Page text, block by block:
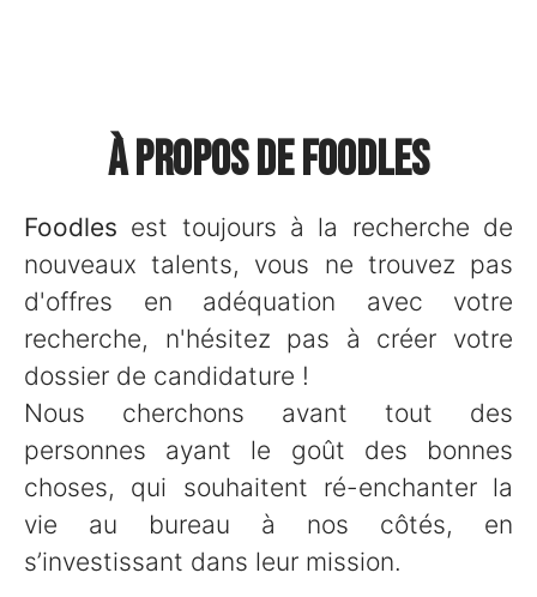
À propos de Foodles
Foodles est toujours à la recherche de
nouveaux talents, vous ne trouvez pas
d'offres en adéquation avec votre
recherche, n'hésitez pas à créer votre
dossier de candidature !
Nous cherchons avant tout des
personnes ayant le goût des bonnes
choses, qui souhaitent ré-enchanter la
vie au bureau à nos côtés, en
s’investissant dans leur mission.